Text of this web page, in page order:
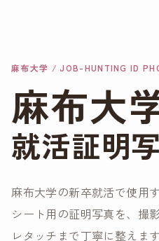
麻布大学 / JOB-HUNTING ID
麻布大
就活証明
麻布大学の新卒就活で使用
シート用の証明写真を、撮
レタッチまで丁寧に整えます